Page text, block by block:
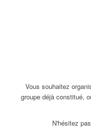
Vous souhaitez
groupe déjà constitué,
N'hésitez